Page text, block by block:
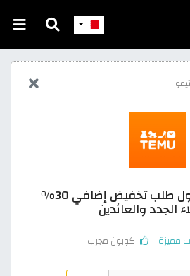
تيمو
كود خصم تيمو أول طلب تخفيض إضافي 30%
الجدد والعائدين
مميزة كوبون مجرب